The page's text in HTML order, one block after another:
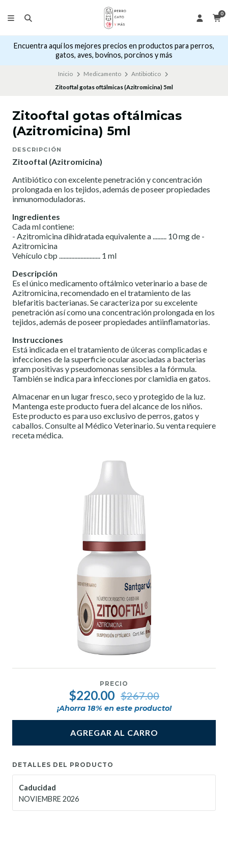
0
Encuentra aquí los mejores precios en productos para perros,
gatos, aves, bovinos, porcinos y más
Inicio Medicamento
Antibiotico
Zitooftal gotas oftálmicas (Azitromicina) 5ml
Zitooftal gotas oftálmicas
(Azitromicina) 5ml
DESCRIPCIÓN
Zitooftal (Azitromicina)
Antibiótico con excelente penetración y concentración
prolongada en los tejidos, además de poseer propiedades
inmunomoduladoras.
Ingredientes
Cada ml contiene:
- Azitromicina dihidratada equivalente a ......... 10 mg de -
Azitromicina
Vehículo cbp ........................... 1 ml
Descripción
Es el único medicamento oftálmico veterinario a base de
Azitromicina, recomendado en el tratamiento de las
blefaritis bacterianas. Se caracteriza por su excelente
penetración así como una concentración prolongada en los
tejidos, además de poseer propiedades antiinflamatorias.
Instrucciones
Está indicada en el tratamiento de úlceras complicadas e
infecciones de la superficie ocular asociadas a bacterias
gram positivas y pseudomonas sensibles a la fórmula.
También se indica para infecciones por clamidia en gatos.
Almacenar en un lugar fresco, seco y protegido de la luz.
Mantenga este producto fuera del alcance de los niños.
Este producto es para uso exclusivo de perros, gatos y
caballos. Consulte al Médico Veterinario. Su venta requiere
receta médica.
PRECIO
$220.00 $267.00
¡Ahorra 18% en este producto!
AGREGAR AL CARRO
DETALLES DEL PRODUCTO
Caducidad
NOVIEMBRE 2026